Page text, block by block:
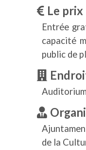
Le prix
Entrée
capacité
public de
de la